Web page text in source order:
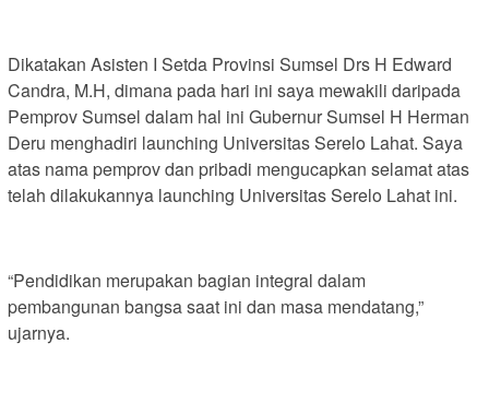
Dikatakan Asisten I Setda Provinsi Sumsel Drs H Edward
Candra, M.H, dimana pada hari ini saya mewakili daripada
Pemprov Sumsel dalam hal ini Gubernur Sumsel H Herman
Deru menghadiri launching Universitas Serelo Lahat. Saya
atas nama pemprov dan pribadi mengucapkan selamat atas
telah dilakukannya launching Universitas Serelo Lahat ini.
“Pendidikan merupakan bagian integral dalam
pembangunan bangsa saat ini dan masa mendatang,”
ujarnya.